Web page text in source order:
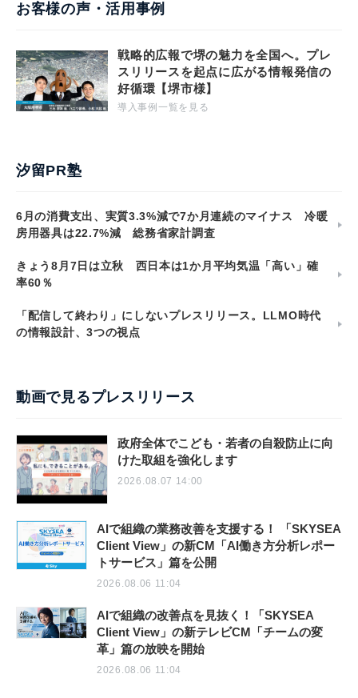
お客様の声・活用事例
戦略的広報で堺の魅力を全国へ。プレ
スリリースを起点に広がる情報発信の
好循環【堺市様】
導入事例一覧を見る
汐留PR塾
6月の消費支出、実質3.3%減で7か月連続のマイナス 冷暖
房用器具は22.7%減 総務省家計調査
きょう8月7日は立秋 西日本は1か月平均気温「高い」確
率60％
「配信して終わり」にしないプレスリリース。LLMO時代
の情報設計、3つの視点
動画で見るプレスリリース
政府全体でこども・若者の自殺防止に向
けた取組を強化します
2026.08.07 14:00
AIで組織の業務改善を支援する！ 「SKYSEA
Client View」の新CM「AI働き方分析レポー
トサービス」篇を公開
2026.08.06 11:04
AIで組織の改善点を見抜く！「SKYSEA
Client View」の新テレビCM「チームの変
革」篇の放映を開始
2026.08.06 11:04